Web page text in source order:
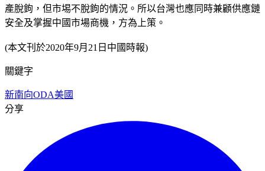
產脫鉤，但市埸不脫鉤的情況。所以台灣也應同時兼顧供應鏈
安全及掌握中國市場商機，方為上策。
(本文刊於2020年9月21日中國時報)
關鍵字
新南向ODA美國
分享